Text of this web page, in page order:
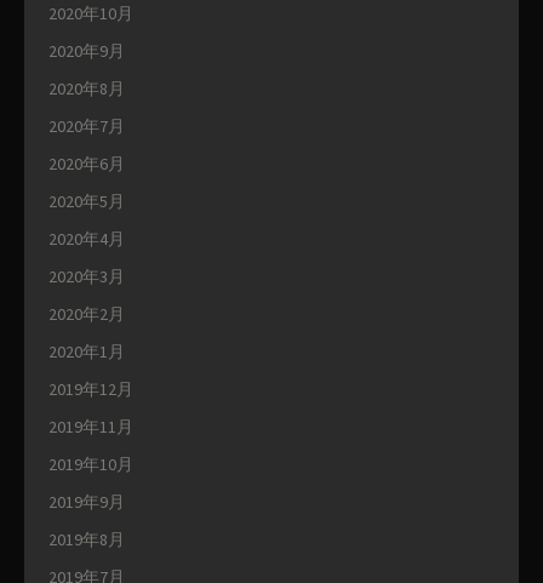
2020年10月
2020年9月
2020年8月
2020年7月
2020年6月
2020年5月
2020年4月
2020年3月
2020年2月
2020年1月
2019年12月
2019年11月
2019年10月
2019年9月
2019年8月
2019年7月